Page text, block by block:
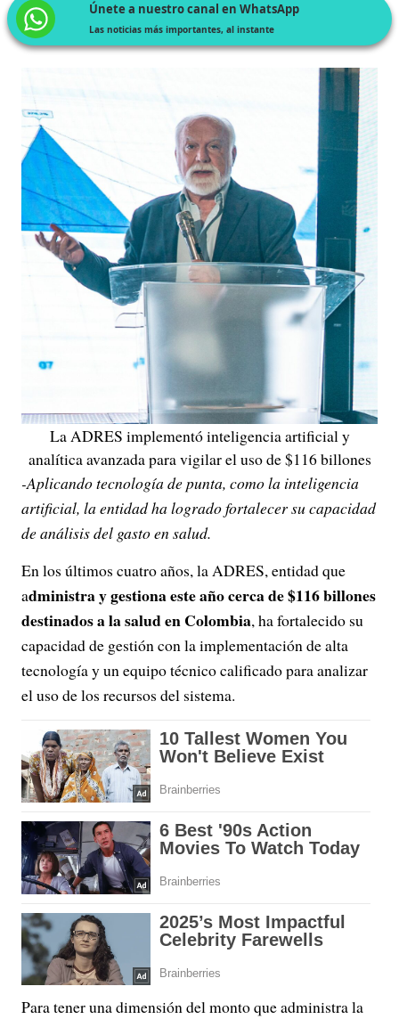
Únete a nuestro canal en WhatsApp
Las noticias más importantes, al instante
La ADRES implementó inteligencia artificial y
analítica avanzada para vigilar el uso de $116 billones
-Aplicando tecnología de punta, como la inteligencia
artificial, la entidad ha logrado fortalecer su capacidad
de análisis del gasto en salud.
En los últimos cuatro años, la ADRES, entidad que
administra y gestiona este año cerca de $116 billones
destinados a la salud en Colombia, ha fortalecido su
capacidad de gestión con la implementación de alta
tecnología y un equipo técnico calificado para analizar
el uso de los recursos del sistema.
Para tener una dimensión del monto que administra la